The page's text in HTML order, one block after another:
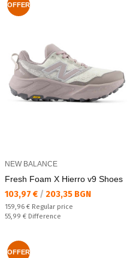
OFFER
NEW BALANCE
Fresh Foam X Hierro v9 Shoes
Текуща цена:
103,97 € / 203,35 BGN
Regular price:
159,96 € Regular price
Спестявате:
55,99 € Difference
OFFER